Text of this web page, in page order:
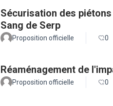
Sécurisation des
Sang de Serp
Proposition officielle 0
Réaménagement de
Proposition officielle 0